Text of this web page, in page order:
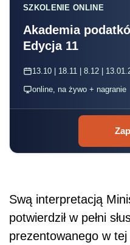
SZKOLENIE ONLINE
Akademia
Edycja 11
13.10 | 18.11 | 8.12 |
online, na żywo + nagranie
Swą interpretacją
potwierdził w pełni
prezentowanego w